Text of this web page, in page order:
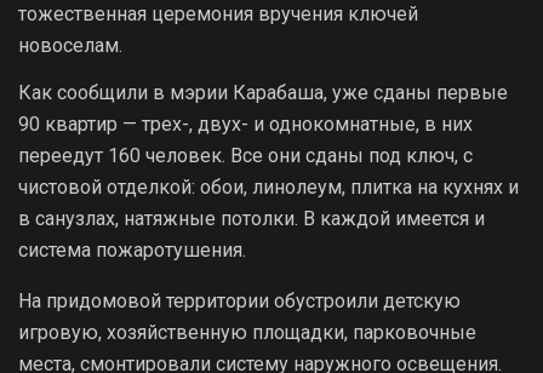
тожественная церемония вручения ключей
новоселам.
Как сообщили в мэрии Карабаша, уже сданы первые
90 квартир — трех-, двух- и однокомнатные, в них
переедут 160 человек. Все они сданы под ключ, с
чистовой отделкой: обои, линолеум, плитка на кухнях и
в санузлах, натяжные потолки. В каждой имеется и
система пожаротушения.
На придомовой территории обустроили детскую
игровую, хозяйственную площадки, парковочные
места, смонтировали систему наружного освещения.